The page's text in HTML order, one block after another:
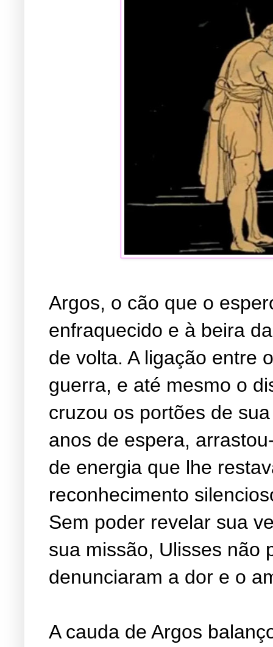
Argos, o cão que o
enfraquecido e à beira
de volta. A ligação entre
guerra, e até mesmo o
cruzou os portões de
anos de espera,
de energia que lhe
reconhecimento
Sem poder revelar sua
sua missão, Ulisses não
denunciaram a dor e o
A cauda de Argos